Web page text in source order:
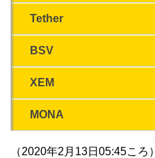
Tether
BSV
XEM
MONA
（2020年2月13日05:45ころ）